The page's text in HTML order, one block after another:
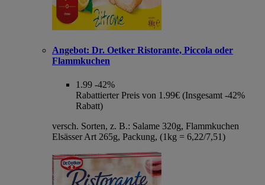
Angebot: Dr. Oetker Ristorante, Piccola oder
Flammkuchen
1.99 -42%
Rabattierter Preis von 1.99€ (Insgesamt -42%
Rabatt)
versch. Sorten, z. B.: Salame 320g, Flammkuchen
Elsässer Art 265g, Packung, (1kg = 6,22/7,51)